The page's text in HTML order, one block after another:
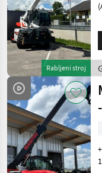
Rabljeni stroj